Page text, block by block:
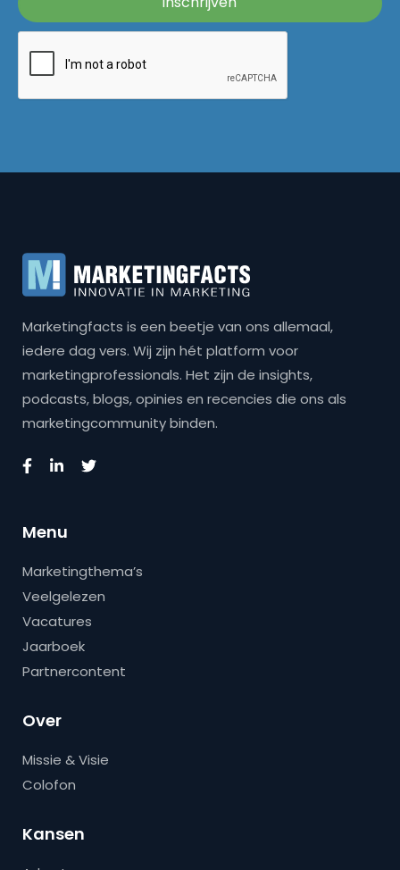
Marketingfacts is een beetje van ons allemaal,
iedere dag vers. Wij zijn hét platform voor
marketingprofessionals. Het zijn de insights,
podcasts, blogs, opinies en recencies die ons als
marketingcommunity binden.
Menu
Marketingthema’s
Veelgelezen
Vacatures
Jaarboek
Partnercontent
Over
Missie & Visie
Colofon
Kansen